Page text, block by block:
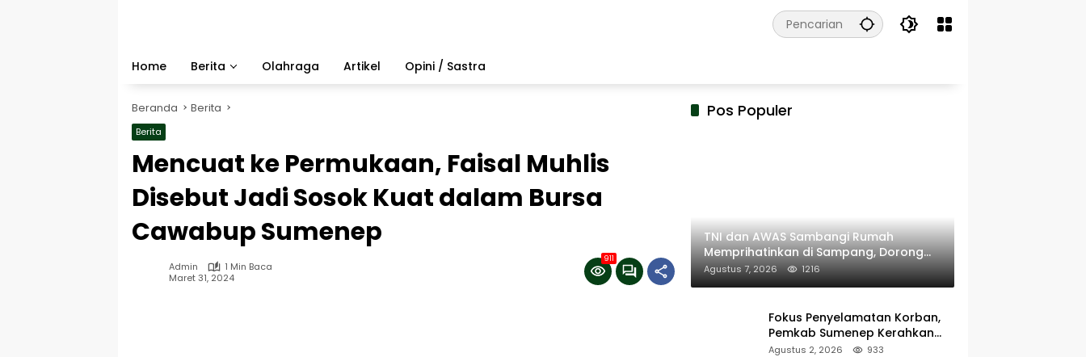
Home
Berita Olahraga Artikel Opini / Sastra
Beranda Berita
Berita
Mencuat ke Permukaan, Faisal Muhlis
Disebut Jadi Sosok Kuat dalam Bursa
Cawabup Sumenep
Admin
1 Min Baca
Maret 31, 2024
911
Pos Populer
TNI dan AWAS Sambangi Rumah
Memprihatinkan di Sampang, Dorong
Pemerintah Beri Bantuan RTLH
Agustus 7, 2026 1216
Fokus Penyelamatan Korban,
Pemkab Sumenep Kerahkan
Tim Medis dan Ambulans ke
Agustus 2, 2026 933